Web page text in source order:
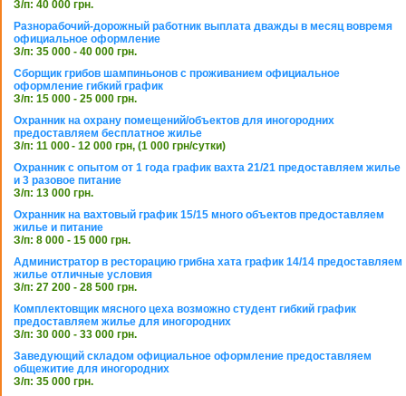
З/п: 40 000 грн.
Разнорабочий-дорожный работник выплата дважды в месяц вовремя
официальное оформление
З/п: 35 000 - 40 000 грн.
Сборщик грибов шампиньонов с проживанием официальное
оформление гибкий график
З/п: 15 000 - 25 000 грн.
Охранник на охрану помещений/объектов для иногородних
предоставляем бесплатное жилье
З/п: 11 000 - 12 000 грн, (1 000 грн/сутки)
Охранник с опытом от 1 года график вахта 21/21 предоставляем жилье
и 3 разовое питание
З/п: 13 000 грн.
Охранник на вахтовый график 15/15 много объектов предоставляем
жилье и питание
З/п: 8 000 - 15 000 грн.
Администратор в ресторацию грибна хата график 14/14 предоставляем
жилье отличные условия
З/п: 27 200 - 28 500 грн.
Комплектовщик мясного цеха возможно студент гибкий график
предоставляем жилье для иногородних
З/п: 30 000 - 33 000 грн.
Заведующий складом официальное оформление предоставляем
общежитие для иногородних
З/п: 35 000 грн.